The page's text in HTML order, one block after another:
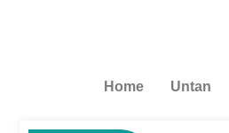
Home Untan